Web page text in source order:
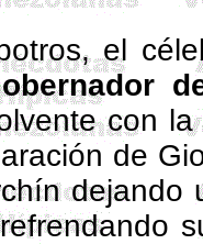
el
con la
de
dejando